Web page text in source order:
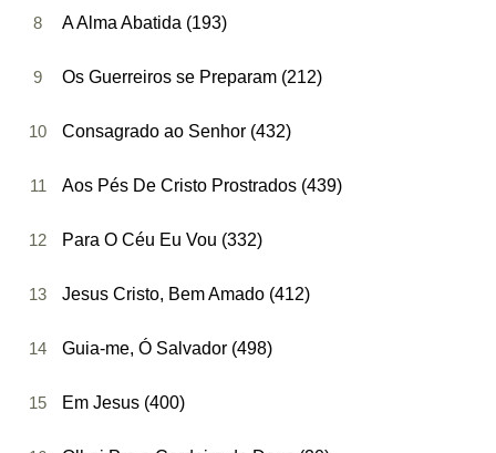
8 A Alma Abatida (193)
9 Os Guerreiros se Preparam (212)
10 Consagrado ao Senhor (432)
11 Aos Pés De Cristo Prostrados (439)
12 Para O Céu Eu Vou (332)
13 Jesus Cristo, Bem Amado (412)
14 Guia-me, Ó Salvador (498)
15 Em Jesus (400)